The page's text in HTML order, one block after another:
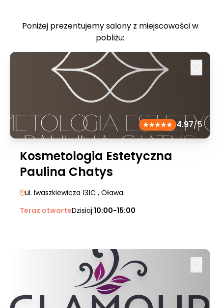
Poniżej prezentujemy salony z miejscowości w
pobliżu:
4.97/5
Kosmetologia Estetyczna
Paulina Chatys
ul. Iwaszkiewicza 131C , Oława
Teraz otwarteDzisiaj:10:00-15:00